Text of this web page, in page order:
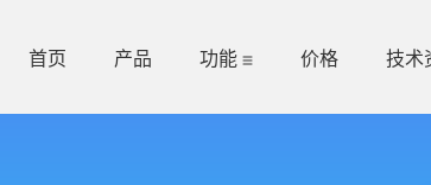
首页 产品 功能 价格 技术